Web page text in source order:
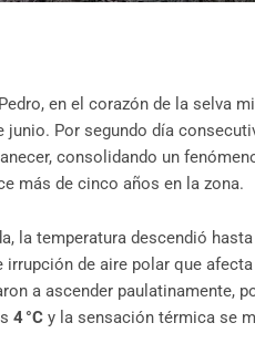
en el corazón de la selva
junio. Por segundo día
consolidando un
más de cinco años en la zona.
la temperatura descendió
irrupción de aire polar que
a ascender paulatinamente,
4 °Cy la sensación térmica se